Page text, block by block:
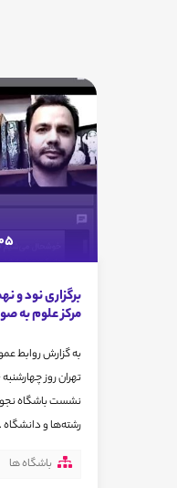
05 اسفند
برگزاری نود
مرکز علوم به
به گزارش روابط
نشست باشگاه
رشته‌ها و دانشگاه
باشگاه ها